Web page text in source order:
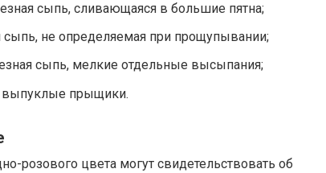
сыпь, сливающаяся в большие пятна;
сыпь, не определяемая при прощупывании;
сыпь, мелкие отдельные высыпания;
выпуклые прыщики.
розового цвета могут свидетельствовать об